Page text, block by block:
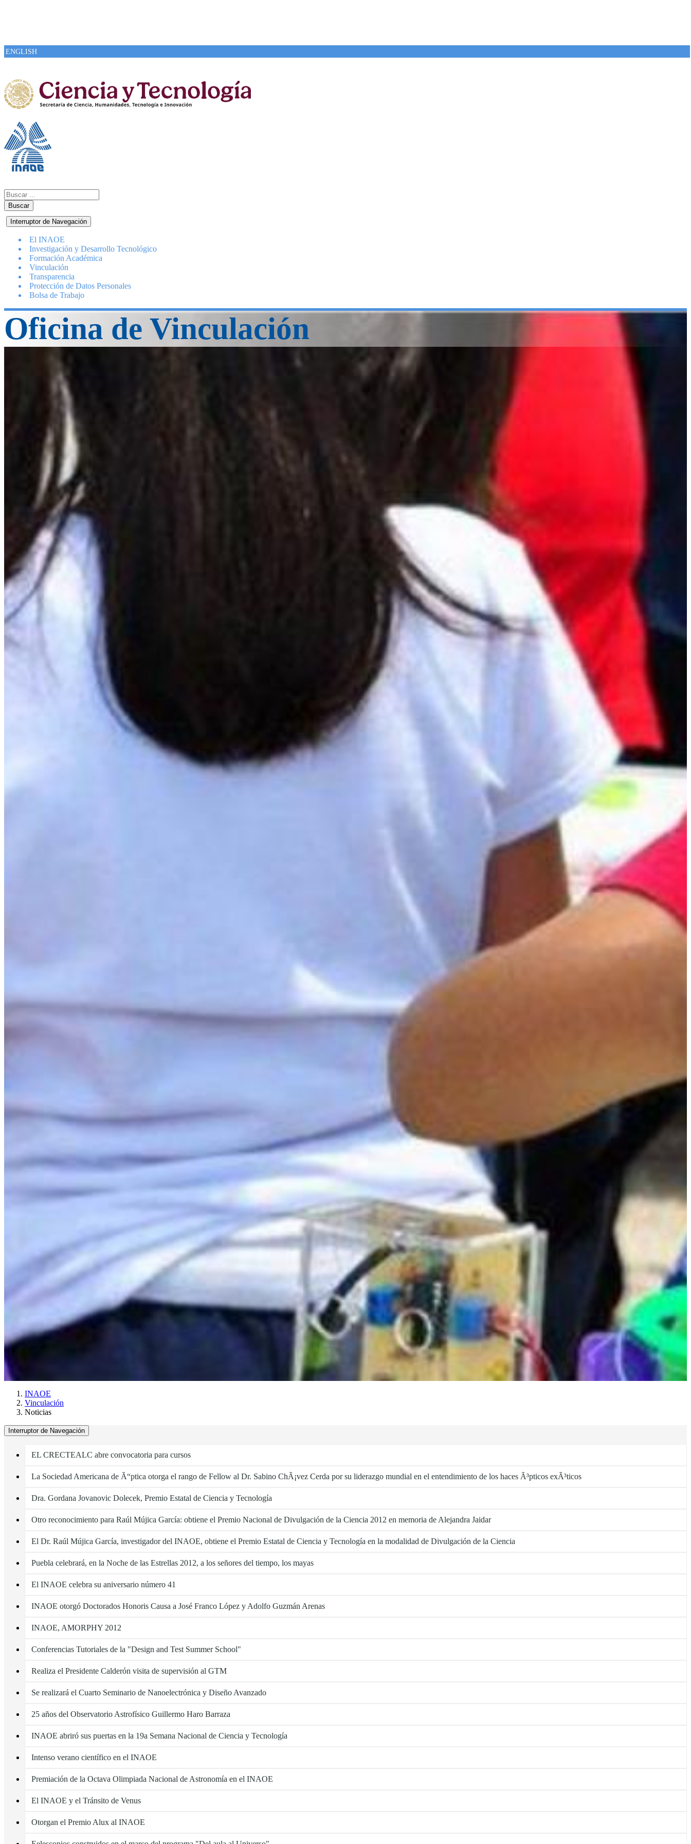
ENGLISH
Buscar
Interruptor de Navegación
El INAOE
Investigación y Desarrollo Tecnológico
Formación Académica
Vinculación
Transparencia
Protección de Datos Personales
Bolsa de Trabajo
Oficina de Vinculación
INAOE
Vinculación
Noticias
Interruptor de Navegación
EL CRECTEALC abre convocatoria para cursos
La Sociedad Americana de Ã“ptica otorga el rango de Fellow al Dr. Sabino ChÃ¡vez Cerda por su liderazgo mundial en el entendimiento de los haces Ã³pticos exÃ³ticos
Dra. Gordana Jovanovic Dolecek, Premio Estatal de Ciencia y Tecnología
Otro reconocimiento para Raúl Mújica García: obtiene el Premio Nacional de Divulgación de la Ciencia 2012 en memoria de Alejandra Jaidar
El Dr. Raúl Mújica García, investigador del INAOE, obtiene el Premio Estatal de Ciencia y Tecnología en la modalidad de Divulgación de la Ciencia
Puebla celebrará, en la Noche de las Estrellas 2012, a los señores del tiempo, los mayas
El INAOE celebra su aniversario número 41
INAOE otorgó Doctorados Honoris Causa a José Franco López y Adolfo Guzmán Arenas
INAOE, AMORPHY 2012
Conferencias Tutoriales de la "Design and Test Summer School"
Realiza el Presidente Calderón visita de supervisión al GTM
Se realizará el Cuarto Seminario de Nanoelectrónica y Diseño Avanzado
25 años del Observatorio Astrofísico Guillermo Haro Barraza
INAOE abriró sus puertas en la 19a Semana Nacional de Ciencia y Tecnología
Intenso verano científico en el INAOE
Premiación de la Octava Olimpiada Nacional de Astronomía en el INAOE
El INAOE y el Tránsito de Venus
Otorgan el Premio Alux al INAOE